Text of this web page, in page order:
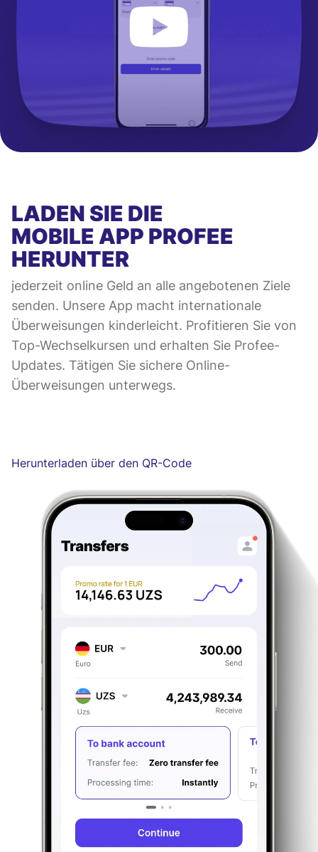
LADEN SIE DIE
MOBILE APP PROFEE
HERUNTER
jederzeit online Geld an alle angebotenen Ziele
senden. Unsere App macht internationale
Überweisungen kinderleicht. Profitieren Sie von
Top-Wechselkursen und erhalten Sie Profee-
Updates. Tätigen Sie sichere Online-
Überweisungen unterwegs.
Herunterladen über den QR-Code